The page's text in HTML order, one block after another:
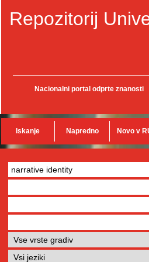
Repozitorij
Nacionalni portal odprte znanosti
Iskanje Napredno Novo v